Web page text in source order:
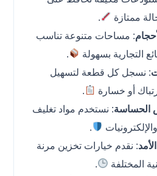
ممتازة
.
: مساحات متنوعة تناسب
التجارية بسهولة
.
: نسجل كل قطعة لتسهيل
أو خسارة
.
الحساسة: نستخدم مواد تغليف
.
: نقدم خيارات تخزين مرنة
المختلفة
.